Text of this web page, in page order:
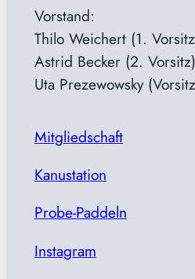
Vorstand:
Thilo Weichert (1.
Astrid Becker (2. Vorsitz)
Uta Prezewowsky
Mitgliedschaft
Kanustation
Probe-Paddeln
Instagram